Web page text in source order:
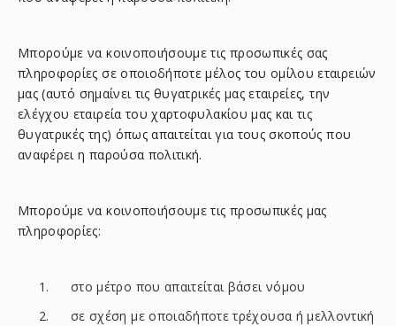
Μπορούμε να κοινοποιήσουμε τις προσωπικές σας
πληροφορίες σε οποιοδήποτε μέλος του ομίλου εταιρειών
μας (αυτό σημαίνει τις θυγατρικές μας εταιρείες, την
ελέγχου εταιρεία του χαρτοφυλακίου μας και τις
θυγατρικές της) όπως απαιτείται για τους σκοπούς που
αναφέρει η παρούσα πολιτική.
Μπορούμε να κοινοποιήσουμε τις προσωπικές μας
πληροφορίες:
στο μέτρο που απαιτείται βάσει νόμου
σε σχέση με οποιαδήποτε τρέχουσα ή μελλοντική